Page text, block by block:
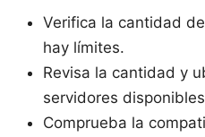
Verifica la cantidad
hay límites.
Revisa la cantidad y
servidores
Comprueba la